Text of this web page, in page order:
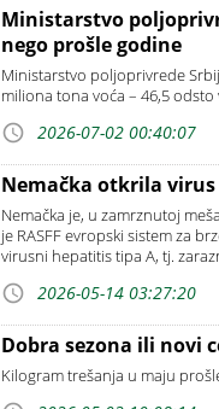
Ministarstvo
nego prošle godine
Ministarstvo poljoprivrede
miliona tona voća – 46,5
2026-07-02 00:40:07
Nemačka otkrila
Nemačka je, u zamrznutoj
je RASFF evropski sistem za
virusni hepatitis tipa A, tj.
2026-05-14 03:27:20
Dobra sezona ili novi
Kilogram trešanja u maju